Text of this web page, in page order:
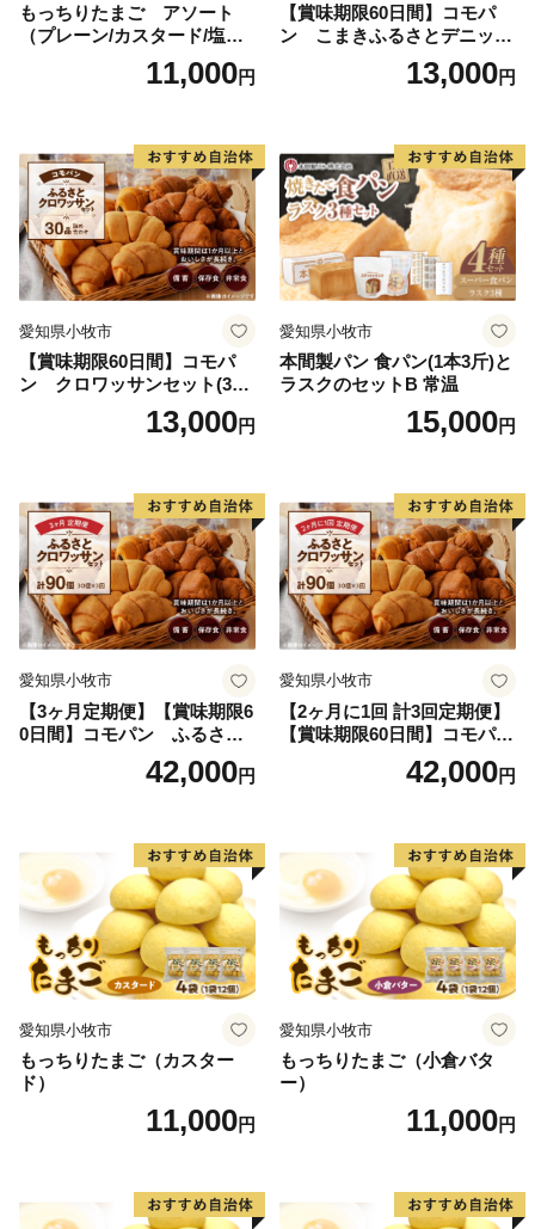
もっちりたまご アソート
（プレーン/カスタード/塩バ
ター/小倉バター）11,000円
【賞味期限60日間】コモパ
ン こまきふるさとデニッシ
ュセット（20個入り）／災害
用備蓄 保存食 非常食 防災グ
13,000円
愛知県小牧市
【賞味期限60日間】コモパ
ン クロワッサンセット(30
個入り)／災害用備蓄 保存食
非常食 防災グッズにも
13,000円
愛知県小牧市
本間製パン 食パン(1本3斤)と
ラスクのセットB 常温
15,000円
愛知県小牧市
【3ヶ月定期便】【賞味期限6
0日間】コモパン ふるさと
クロワッサンセット（計90
個）／災害用備蓄 保存食 非
42,000円
愛知県小牧市
【2ヶ月に1回 計3回定期便】
【賞味期限60日間】コモパ
ン ふるさとクロワッサンセ
ット（計90個）／災害用備蓄
42,000円
愛知県小牧市
もっちりたまご（カスター
ド）
11,000円
愛知県小牧市
もっちりたまご（小倉バタ
ー）
11,000円